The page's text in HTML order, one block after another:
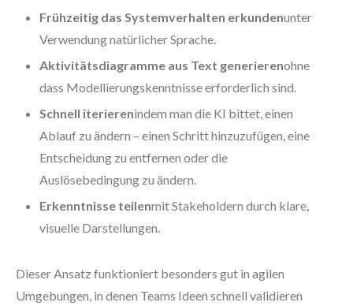
Frühzeitig das Systemverhalten erkundenunter
Verwendung natürlicher Sprache.
Aktivitätsdiagramme aus Text generierenohne
dass Modellierungskenntnisse erforderlich sind.
Schnell iterierenindem man die KI bittet, einen
Ablauf zu ändern – einen Schritt hinzuzufügen, eine
Entscheidung zu entfernen oder die
Auslösebedingung zu ändern.
Erkenntnisse teilenmit Stakeholdern durch klare,
visuelle Darstellungen.
Dieser Ansatz funktioniert besonders gut in agilen
Umgebungen, in denen Teams Ideen schnell validieren